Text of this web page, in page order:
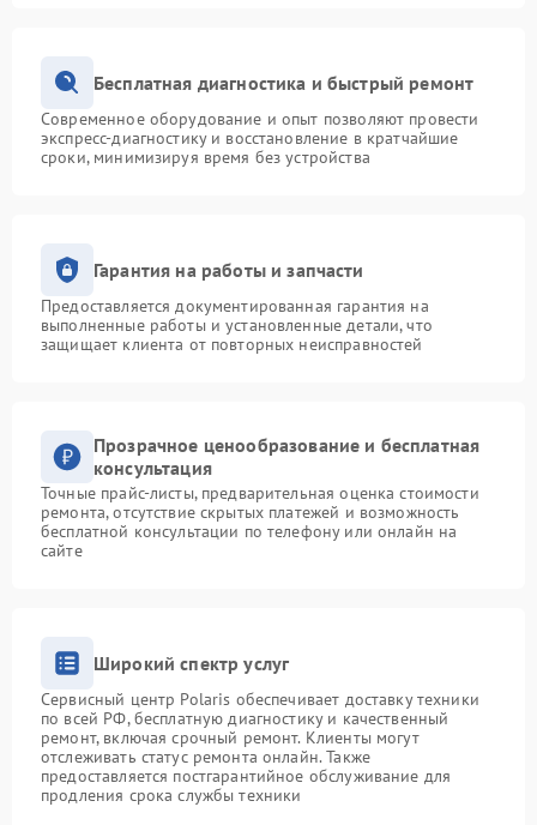
Бесплатная диагностика и быстрый ремонт
Современное оборудование и опыт позволяют провести
экспресс-диагностику и восстановление в кратчайшие
сроки, минимизируя время без устройства
Гарантия на работы и запчасти
Предоставляется документированная гарантия на
выполненные работы и установленные детали, что
защищает клиента от повторных неисправностей
Прозрачное ценообразование и бесплатная
консультация
Точные прайс-листы, предварительная оценка стоимости
ремонта, отсутствие скрытых платежей и возможность
бесплатной консультации по телефону или онлайн на
сайте
Широкий спектр услуг
Сервисный центр Polaris обеспечивает доставку техники
по всей РФ, бесплатную диагностику и качественный
ремонт, включая срочный ремонт. Клиенты могут
отслеживать статус ремонта онлайн. Также
предоставляется постгарантийное обслуживание для
продления срока службы техники